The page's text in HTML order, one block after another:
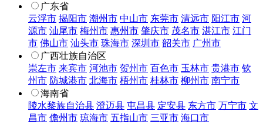
广东省
云浮市 揭阳市 潮州市 中山市 东莞市 清远市 阳江市 河
源市 汕尾市 梅州市 惠州市 肇庆市 茂名市 湛江市 江门
市 佛山市 汕头市 珠海市 深圳市 韶关市 广州市
广西壮族自治区
崇左市 来宾市 河池市 贺州市 百色市 玉林市 贵港市 钦
州市 防城港市 北海市 梧州市 桂林市 柳州市 南宁市
海南省
陵水黎族自治县 澄迈县 屯昌县 定安县 东方市 万宁市 文
昌市 儋州市 琼海市 五指山市 三亚市 海口市